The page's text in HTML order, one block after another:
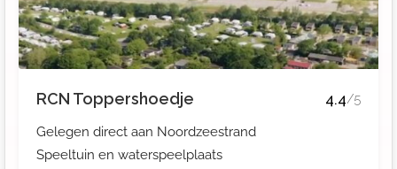
RCN Toppershoedje 4.4/5
Gelegen direct aan Noordzeestrand
Speeltuin en waterspeelplaats